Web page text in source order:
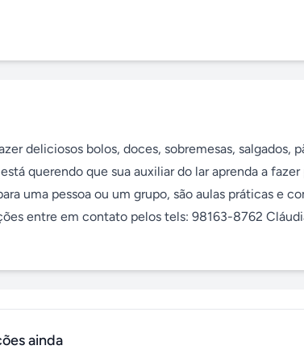
deliciosos bolos, doces, sobremesas, salgados,
querendo que sua auxiliar do lar aprenda a fazer
uma pessoa ou um grupo, são aulas práticas e
entre em contato pelos tels: 98163-8762
ainda